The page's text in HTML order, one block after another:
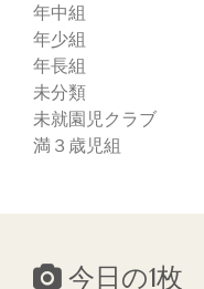
年中組
年少組
年長組
未分類
未就園児クラブ
満３歳児組
今日の1枚